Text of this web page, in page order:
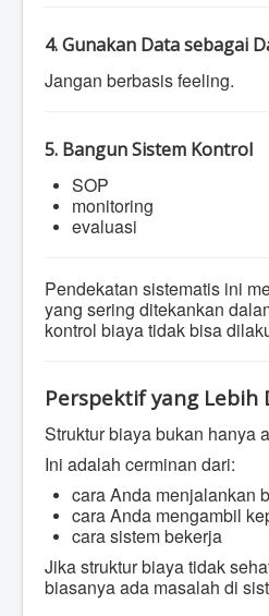
4. Gunakan Data sebagai
Jangan berbasis feeling.
5. Bangun Sistem Kontrol
SOP
monitoring
evaluasi
Pendekatan sistematis ini
yang sering ditekankan
kontrol biaya tidak bisa
Perspektif yang Lebih
Struktur biaya bukan hanya
Ini adalah cerminan dari:
cara Anda menjalankan
cara Anda mengambil
cara sistem bekerja
Jika struktur biaya tidak
biasanya ada masalah di